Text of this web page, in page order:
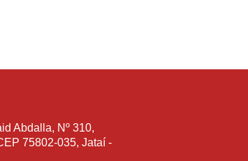
Abdalla, Nº 310,
75802-035, Jataí -